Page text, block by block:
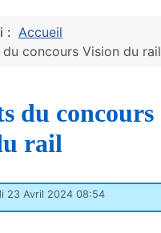
: Accueil
du concours Vision du rail
du concours
rail
23 Avril 2024 08:54